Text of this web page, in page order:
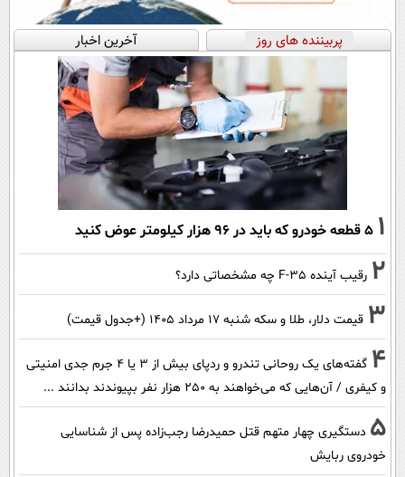
پربیننده های روز آخرین اخبار
1 ۵ قطعه خودرو که باید در ۹۶ هزار کیلومتر عوض کنید
2 رقیب آینده F-35 چه مشخصاتی دارد؟
3 قیمت دلار، طلا و سکه شنبه ۱۷ مرداد ۱۴۰۵ (+جدول قیمت)
4
گفته‌های یک روحانی تندرو و ردپای بیش از ۳ یا ۴ جرم جدی امنیتی
و کیفری / آن‌هایی که می‌خواهند به ۲۵۰ هزار نفر بپیوندند بدانند ...
5 دستگیری چهار متهم قتل حمیدرضا رجب‌زاده پس از شناسایی
خودروی ربایش